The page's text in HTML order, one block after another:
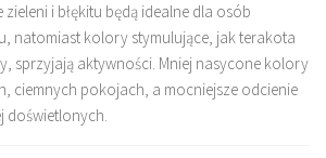
i błękitu będą idealne dla osób
natomiast kolory stymulujące, jak terakota
sprzyjają aktywności. Mniej nasycone kolory
ciemnych pokojach, a mocniejsze odcienie
doświetlonych.